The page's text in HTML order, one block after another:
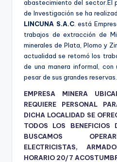
abastecimiento del sector.El
de Investigación se ha
LINCUNA S.A.C. está
trabajos de extracción de
minerales de Plata, Plomo y
actualidad se retomó los
de una manera informal, con
pesar de sus grandes reservas.
EMPRESA MINERA
REQUIERE PERSONAL
DICHA LOCALIDAD SE
TODOS LOS
BUSCAMOS
ELECTRICISTAS,
HORARIO 20/7